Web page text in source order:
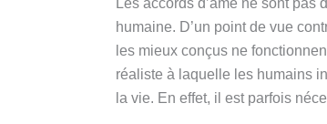
Les accords d’âme ne sont
humaine. D’un point de vue
les mieux conçus ne
réaliste à laquelle les humains
la vie. En effet, il est parfois